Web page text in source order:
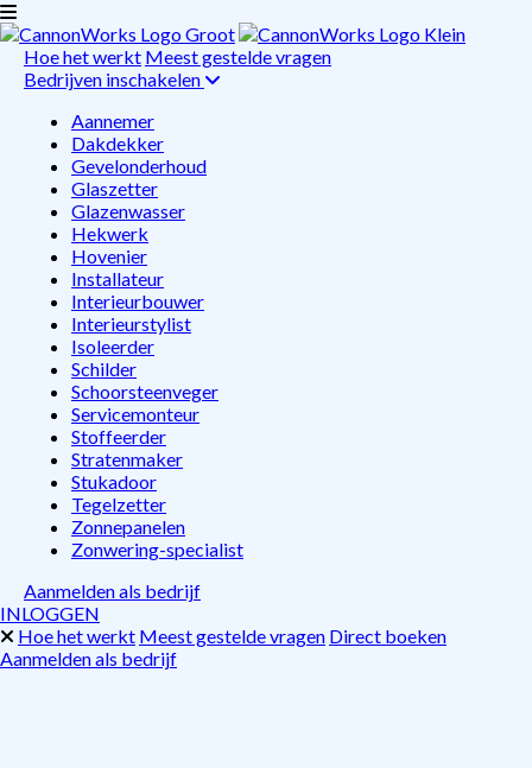
Hoe het werkt Meest gestelde vragen
Bedrijven inschakelen
Aannemer
Dakdekker
Gevelonderhoud
Glaszetter
Glazenwasser
Hekwerk
Hovenier
Installateur
Interieurbouwer
Interieurstylist
Isoleerder
Schilder
Schoorsteenveger
Servicemonteur
Stoffeerder
Stratenmaker
Stukadoor
Tegelzetter
Zonnepanelen
Zonwering-specialist
Aanmelden als bedrijf
INLOGGEN
Hoe het werkt Meest gestelde vragen Direct boeken
Aanmelden als bedrijf